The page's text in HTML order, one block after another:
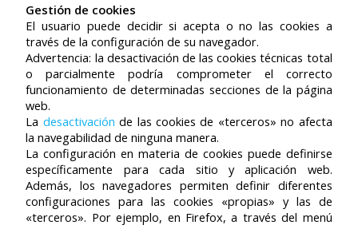
Gestión de cookies
El usuario puede decidir si acepta o no las cookies a
través de la configuración de su navegador.
Advertencia: la desactivación de las cookies técnicas total
o parcialmente podría comprometer el correcto
funcionamiento de determinadas secciones de la página
web.
La desactivación de las cookies de «terceros» no afecta
la navegabilidad de ninguna manera.
La configuración en materia de cookies puede definirse
específicamente para cada sitio y aplicación web.
Además, los navegadores permiten definir diferentes
configuraciones para las cookies «propias» y las de
«terceros». Por ejemplo, en Firefox, a través del menú